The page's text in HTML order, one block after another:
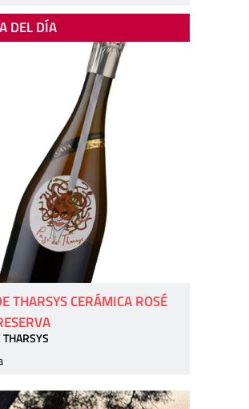
DEL DÍA
THARSYS CERÁMICA ROSÉ
THARSYS